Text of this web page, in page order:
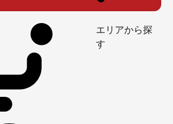
エリアから探
す